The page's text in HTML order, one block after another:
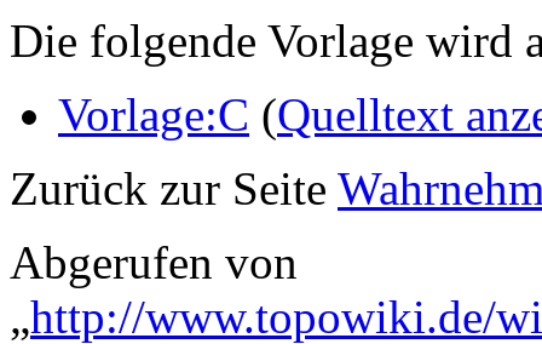
Die folgende Vorlage wird
Vorlage:C (Quelltext
Zurück zur Seite
Abgerufen von
„http://www.topowiki.de/